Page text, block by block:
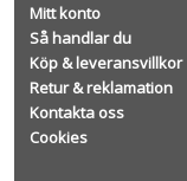
Mitt konto
Så handlar du
Köp & leveransvillkor
Retur & reklamation
Kontakta oss
Cookies